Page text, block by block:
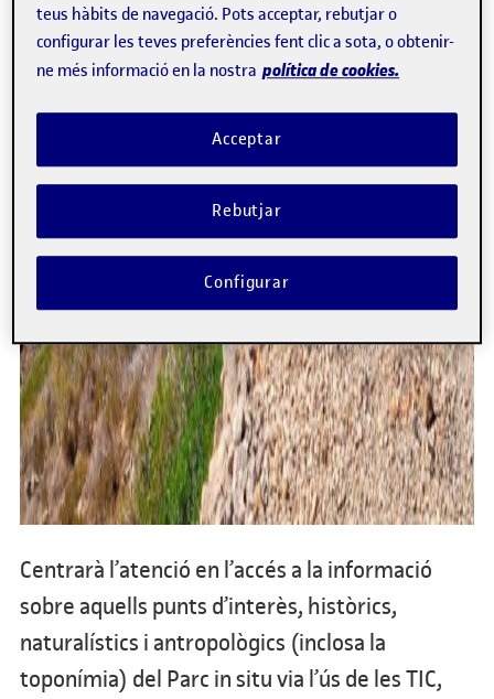
Centrarà l’atenció en l’accés a la informació
sobre aquells punts d’interès, històrics,
naturalístics i antropològics (inclosa la
toponímia) del Parc in situ via l’ús de les TIC,
teus hàbits de navegació. Pots acceptar, rebutjar o
configurar les teves preferències fent clic a sota, o obtenir-
ne més informació en la nostra política de cookies.
Rebutjar
Acceptar
Configurar